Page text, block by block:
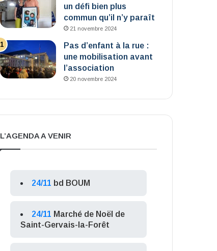
un défi bien plus
commun qu’il n’y paraît
21 novembre 2024
Pas d’enfant à la rue :
une mobilisation avant
l’association
20 novembre 2024
L’AGENDA A VENIR
24/11 bd BOUM
24/11 Marché de Noël de
Saint-Gervais-la-Forêt